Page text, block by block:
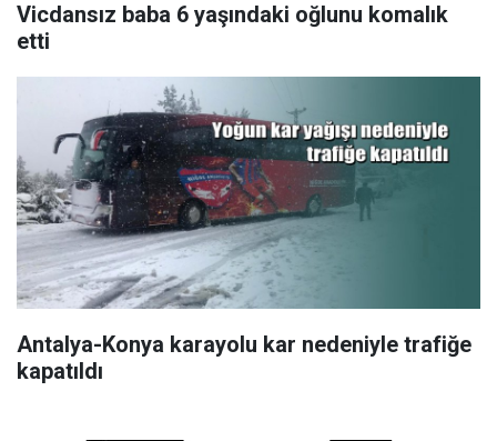
Vicdansız baba 6 yaşındaki oğlunu komalık
etti
Antalya-Konya karayolu kar nedeniyle trafiğe
kapatıldı